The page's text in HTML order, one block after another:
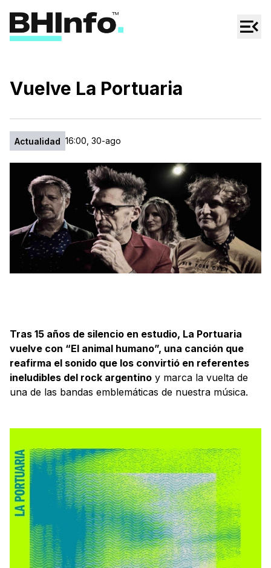
Regionales
Espectáculos
Tecno
Mascotas
Vuelve La Portuaria
Actualidad 16:00, 30-ago
Tras 15 años de silencio en estudio, La Portuaria
vuelve con “El animal humano”, una canción que
reafirma el sonido que los convirtió en referentes
ineludibles del rock argentino y marca la vuelta de
una de las bandas emblemáticas de nuestra música.